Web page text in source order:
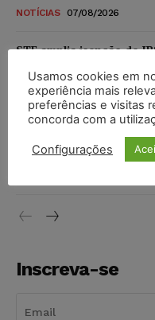
NOTÍCIAS 07/08/2026
STF amplia isenção de
níveis
DIREITO TRIBUTÁRIO 07/08/
Justiça do Trabalho
vendia canetas
Inscreva-se
Usamos cookies em
experiência mais
preferências e visitas
concorda com a
Configurações